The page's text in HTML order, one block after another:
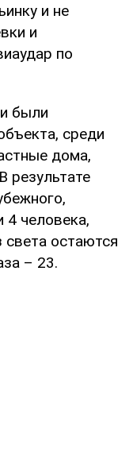
и не
и
по
были
среди
дома,
результате
4 человека,
света остаются
– 23.